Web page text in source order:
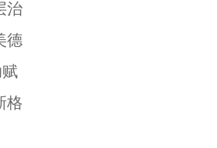
治
德
格